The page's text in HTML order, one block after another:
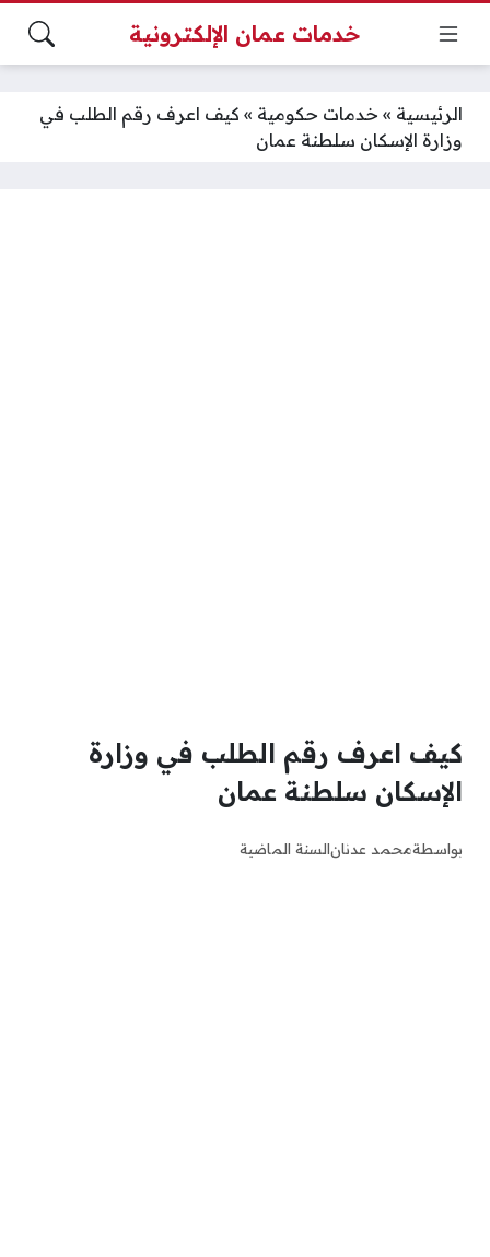
خدمات عمان الإلكترونية
الرئيسية » خدمات حكومية » كيف اعرف رقم الطلب في
وزارة الإسكان سلطنة عمان
كيف اعرف رقم الطلب في وزارة
الإسكان سلطنة عمان
بواسطةمحمد عدنانالسنة الماضية